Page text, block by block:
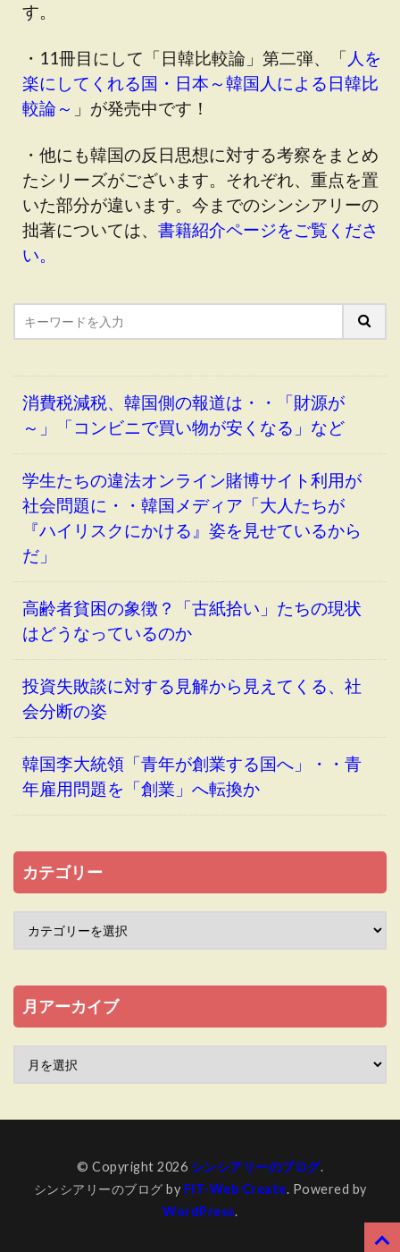
す。
・11冊目にして「日韓比較論」第二弾、「 人を
楽にしてくれる国・日本～韓国人による日韓比
較論～ 」が発売中です！
・他にも韓国の反日思想に対する考察をまとめ
たシリーズがございます。それぞれ、重点を置
いた部分が違います。今までのシンシアリーの
拙著については、 書籍紹介ページをご覧くださ
い。
消費税減税、韓国側の報道は・・「財源が
～」「コンビニで買い物が安くなる」など
学生たちの違法オンライン賭博サイト利用が
社会問題に・・韓国メディア「大人たちが
『ハイリスクにかける』姿を見せているから
だ」
高齢者貧困の象徴？「古紙拾い」たちの現状
はどうなっているのか
投資失敗談に対する見解から見えてくる、社
会分断の姿
韓国李大統領「青年が創業する国へ」・・青
年雇用問題を「創業」へ転換か
カテゴリー
月アーカイブ
© Copyright 2026 シンシアリーのブログ.
シンシアリーのブログ by FIT-Web Create. Powered by
WordPress.